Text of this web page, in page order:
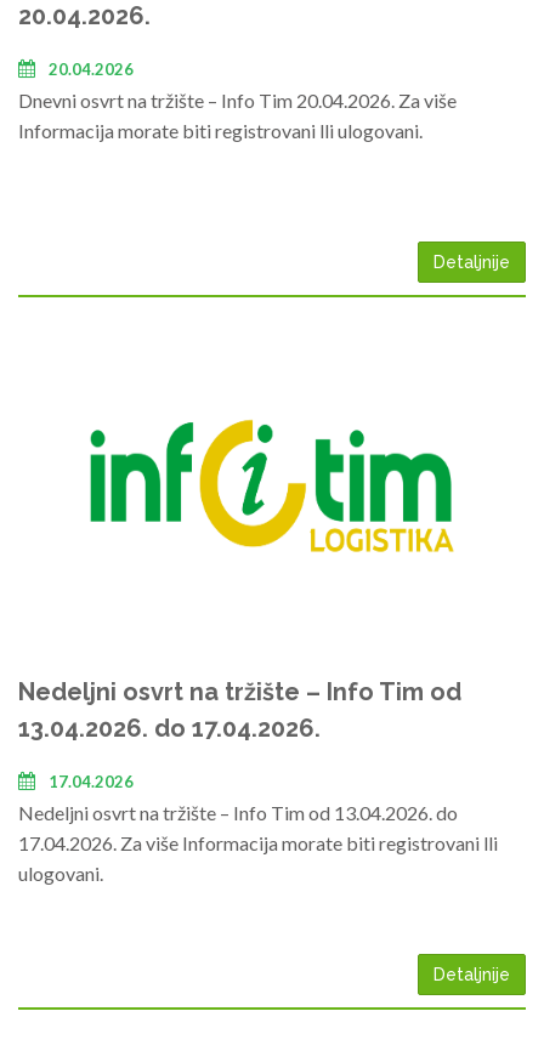
20.04.2026.
20.04.2026
Dnevni osvrt na tržište – Info Tim 20.04.2026. Za više
Informacija morate biti registrovani lli ulogovani.
Detaljnije
Nedeljni osvrt na tržište – Info Tim od
13.04.2026. do 17.04.2026.
17.04.2026
Nedeljni osvrt na tržište – Info Tim od 13.04.2026. do
17.04.2026. Za više Informacija morate biti registrovani lli
ulogovani.
Detaljnije